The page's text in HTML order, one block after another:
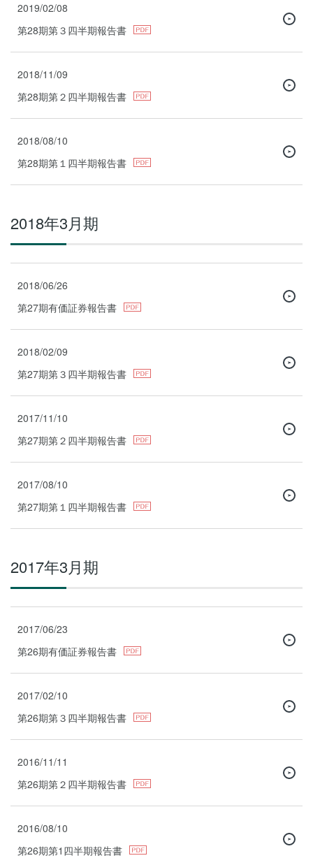
2019/02/08
第28期第３四半期報告書
2018/11/09
第28期第２四半期報告書
2018/08/10
第28期第１四半期報告書
2018年3月期
2018/06/26
第27期有価証券報告書
2018/02/09
第27期第３四半期報告書
2017/11/10
第27期第２四半期報告書
2017/08/10
第27期第１四半期報告書
2017年3月期
2017/06/23
第26期有価証券報告書
2017/02/10
第26期第３四半期報告書
2016/11/11
第26期第２四半期報告書
2016/08/10
第26期第1四半期報告書